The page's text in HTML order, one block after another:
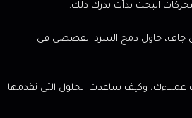
البحث بدأت تدرك ذلك.
جاف، حاول دمج السرد القصصي في
وكيف ساعدت الحلول التي تقدمها